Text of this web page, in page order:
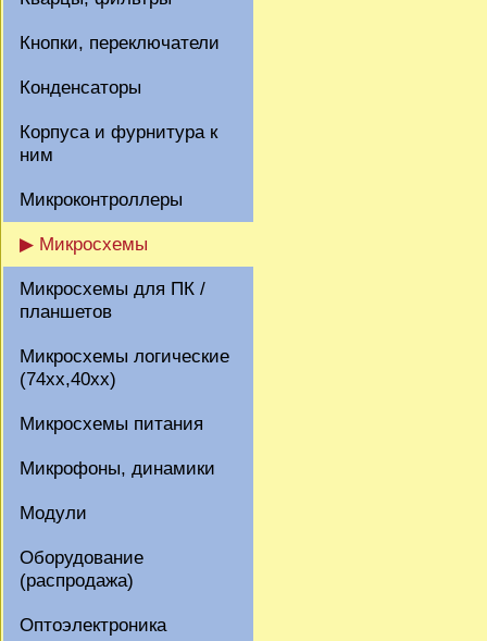
Кнопки, переключатели
Конденсаторы
Корпуса и фурнитура к
ним
Микроконтроллеры
▶ Микросхемы
Микросхемы для ПК /
планшетов
Микросхемы логические
(74xx,40xx)
Микросхемы питания
Микрофоны, динамики
Модули
Оборудование
(распродажа)
Оптоэлектроника